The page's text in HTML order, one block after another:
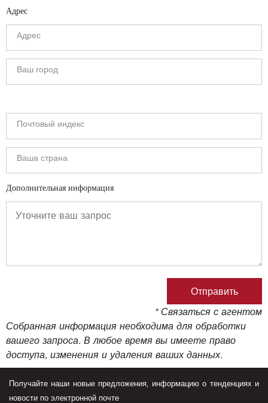
Адрес
Дополнительная информация
* Связаться с агентом
Собранная информация необходима для обработки
вашего запроса. В любое время вы имеете право
доступа, изменения и удаления ваших данных.
Получайте наши новые предложения, информацию о тенденциях и
новости по электронной почте